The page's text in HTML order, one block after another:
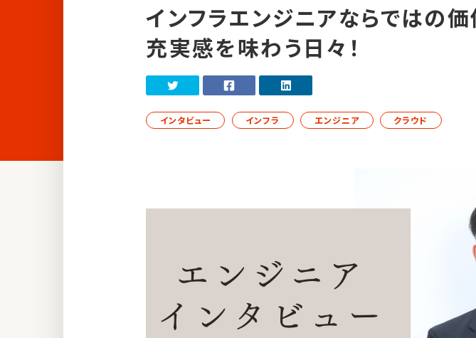
インフラエンジニアならではの価
充実感を味わう日々！
インタビュー インフラ エンジニア クラウド
トップペ
社員を